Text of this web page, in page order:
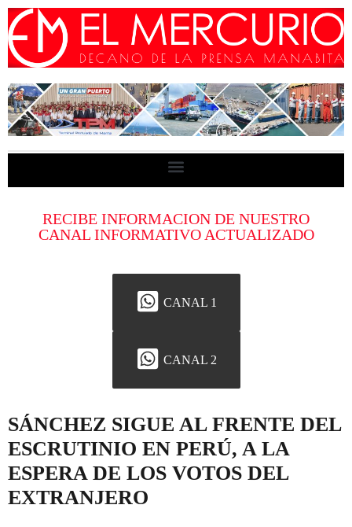
RECIBE INFORMACION DE NUESTRO
CANAL INFORMATIVO ACTUALIZADO
CANAL 1
CANAL 2
SÁNCHEZ SIGUE AL FRENTE DEL
ESCRUTINIO EN PERÚ, A LA
ESPERA DE LOS VOTOS DEL
EXTRANJERO